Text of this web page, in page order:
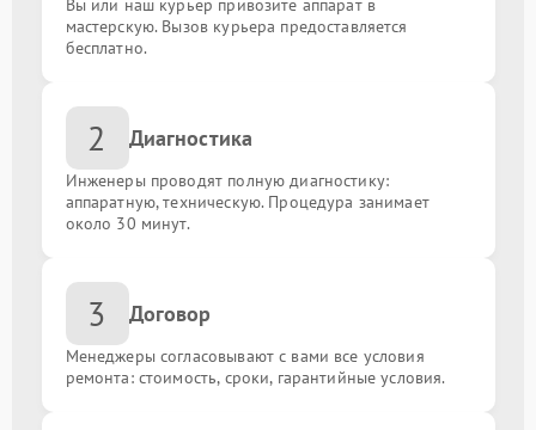
Разблокировать графический ключ
Обновление ПО с сохранением данных от 1000.00 ₽
Замена слота сим карты
Ремонт / замена NFC модуля
Замена пленки от 500.00 ₽
Сброс пароля
Замена задней крышки от 1000.00 ₽
Вы или наш курьер привозите аппарат в
мастерскую. Вызов курьера предоставляется
бесплатно.
2 Диагностика
Инженеры проводят полную диагностику:
аппаратную, техническую. Процедура занимает
около 30 минут.
3 Договор
Менеджеры согласовывают с вами все условия
ремонта: стоимость, сроки, гарантийные условия.